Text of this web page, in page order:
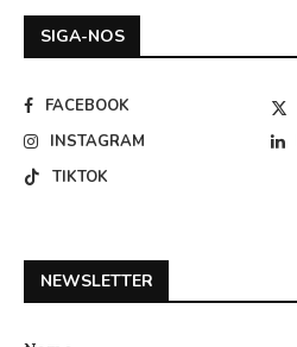
SIGA-NOS
FACEBOOK
INSTAGRAM
TIKTOK
NEWSLETTER